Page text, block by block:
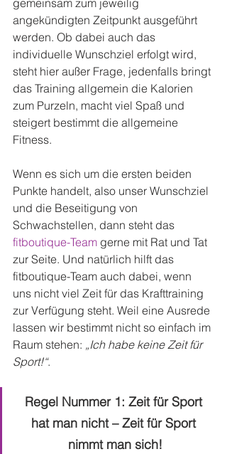
gemeinsam zum jeweilig
angekündigten Zeitpunkt ausgeführt
werden. Ob dabei auch das
individuelle Wunschziel erfolgt wird,
steht hier außer Frage, jedenfalls bringt
das Training allgemein die Kalorien
zum Purzeln, macht viel Spaß und
steigert bestimmt die allgemeine
Fitness.
Wenn es sich um die ersten beiden
Punkte handelt, also unser Wunschziel
und die Beseitigung von
Schwachstellen, dann steht das
fitboutique-Team gerne mit Rat und Tat
zur Seite. Und natürlich hilft das
fitboutique-Team auch dabei, wenn
uns nicht viel Zeit für das Krafttraining
zur Verfügung steht. Weil eine Ausrede
lassen wir bestimmt nicht so einfach im
Raum stehen: „Ich habe keine Zeit für
Sport!“.
Regel Nummer 1: Zeit für Sport
hat man nicht – Zeit für Sport
nimmt man sich!